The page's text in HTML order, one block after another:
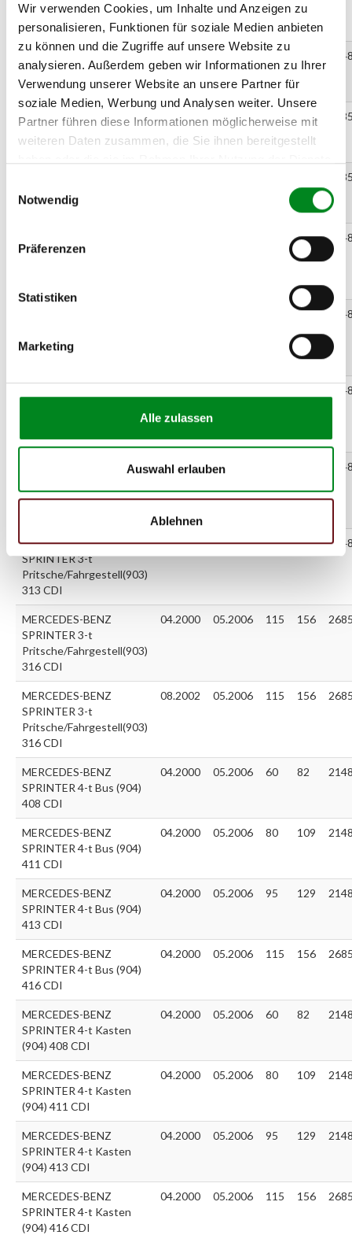
Wir verwenden Cookies, um Inhalte und Anzeigen zu
personalisieren, Funktionen für soziale Medien anbieten
zu können und die Zugriffe auf unsere Website zu
analysieren. Außerdem geben wir Informationen zu Ihrer
Verwendung unserer Website an unsere Partner für
soziale Medien, Werbung und Analysen weiter. Unsere
Partner führen diese Informationen möglicherweise mit
weiteren Daten zusammen, die Sie ihnen bereitgestellt
Notwendig
Präferenzen
Statistiken
Marketing
Alle zulassen
Auswahl erlauben
Ablehnen
SPRINTER 3-t Kasten
(903) 313 CDI
SPRINTER 3-t Kasten
(903) 313 CDI
MERCEDES-BENZ
(903) 316 CDI
04.2000 05.2006 115 156
SPRINTER 3-t Kasten
(903) 316 CDI
SPRINTER 3-t
82
Pritsche/Fahrgestell(903)
109
Pritsche/Fahrgestell(903)
311 CDI
Pritsche/Fahrgestell(903)
04.2000 05.2006
MERCEDES-BENZ
SPRINTER 3-t
Pritsche/Fahrgestell(903)
313 CDI
08.2002 05.2006 95 129
MERCEDES-BENZ
SPRINTER 3-t
Pritsche/Fahrgestell(903)
316 CDI
04.2000 05.2006 115 156
MERCEDES-BENZ
SPRINTER 3-t
Pritsche/Fahrgestell(903)
316 CDI
08.2002 05.2006 115 156
MERCEDES-BENZ
SPRINTER 4-t Bus (904)
408 CDI
04.2000 05.2006 60 82
MERCEDES-BENZ
SPRINTER 4-t Bus (904)
411 CDI
04.2000 05.2006 80 109
MERCEDES-BENZ
SPRINTER 4-t Bus (904)
413 CDI
04.2000 05.2006 95 129
MERCEDES-BENZ
SPRINTER 4-t Bus (904)
416 CDI
04.2000 05.2006 115 156
MERCEDES-BENZ
SPRINTER 4-t Kasten
(904) 408 CDI
04.2000 05.2006 60 82
MERCEDES-BENZ
SPRINTER 4-t Kasten
(904) 411 CDI
04.2000 05.2006 80 109
MERCEDES-BENZ
SPRINTER 4-t Kasten
(904) 413 CDI
04.2000 05.2006 95 129
MERCEDES-BENZ
SPRINTER 4-t Kasten
(904) 416 CDI
04.2000 05.2006 115 156